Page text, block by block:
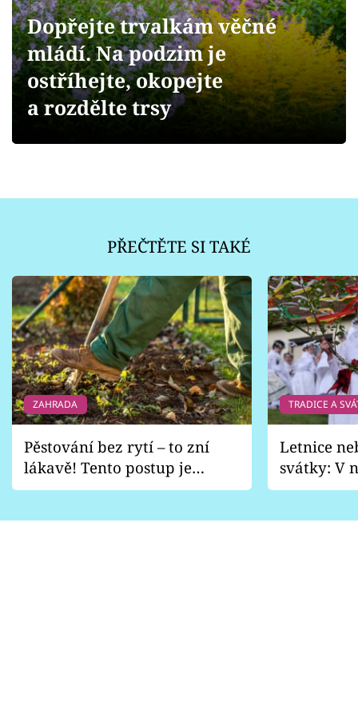
Přihlášení
Sledujte nás
Dopřejte trvalkám věčné
mládí. Na podzim je
ostříhejte, okopejte
a rozdělte trsy
PŘEČTĚTE SI TAKÉ
ZAHRADA
Pěstování bez rytí – to zní
lákavě! Tento postup je
vhodný jen pro některé
TRADICE A
Letnice
svátky: V
pondělí